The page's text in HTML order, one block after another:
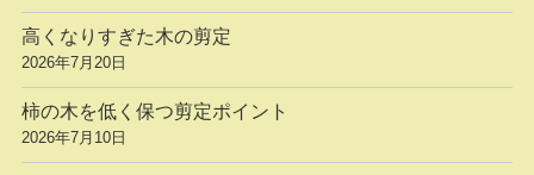
高くなりすぎた木の剪定
2026年7月20日
柿の木を低く保つ剪定ポイント
2026年7月10日